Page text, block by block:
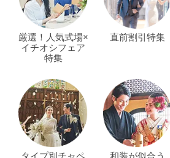
厳選！人気式場×
イチオシフェア
特集
直前割引特集